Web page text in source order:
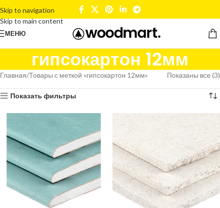
Skip to navigation
Skip to main content
МЕНЮ
гипсокартон 12мм
Главная Товары с меткой «гипсокартон 12мм» Показаны все (3)
Показать фильтры